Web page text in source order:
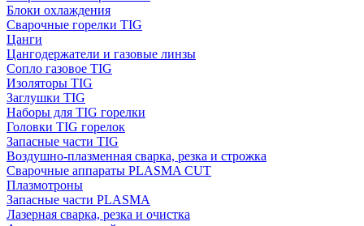
Блоки охлаждения
Сварочные горелки TIG
Цанги
Цангодержатели и газовые линзы
Сопло газовое TIG
Изоляторы TIG
Заглушки TIG
Наборы для TIG горелки
Головки TIG горелок
Запасные части TIG
Воздушно-плазменная сварка, резка и строжка
Сварочные аппараты PLASMA CUT
Плазмотроны
Запасные части PLASMA
Лазерная сварка, резка и очистка